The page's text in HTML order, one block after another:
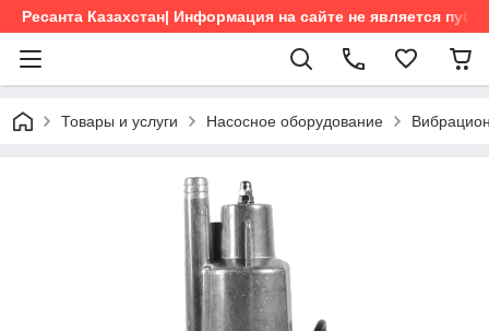
Ресанта Казахстан| Информация на сайте не является
Товары и услуги Насосное оборудование